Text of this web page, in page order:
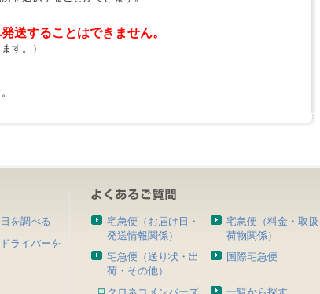
送することはできません。
す。）
を調べる
ライバーを
宅急便（お届け日・
発送情報関係）
宅急便（料金・取扱
荷物関係）
宅急便（送り状・出
荷・その他）
国際宅急便